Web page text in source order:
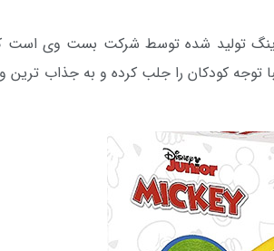
که از سری استخر های سه رینگ تولید شده توسط شرکت بست
توجه کودکان را جلب کرده و به جذاب ترین